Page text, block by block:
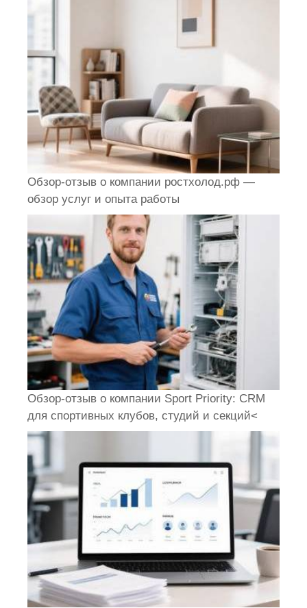
Обзор-отзыв о компании ростхолод.рф —
обзор услуг и опыта работы
Обзор-отзыв о компании Sport Priority: CRM
для спортивных клубов, студий и секций<